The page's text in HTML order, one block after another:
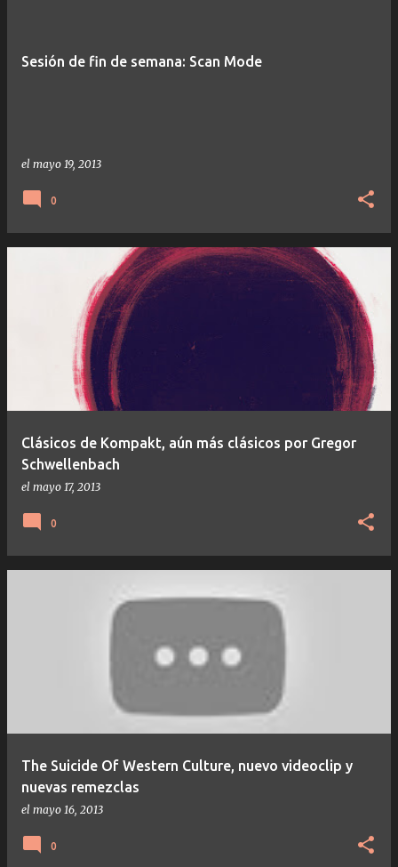
Sesión de fin de semana: Scan Mode
el mayo 19, 2013
0
Clásicos de Kompakt, aún más clásicos por Gregor
Schwellenbach
el mayo 17, 2013
0
The Suicide Of Western Culture, nuevo videoclip y
nuevas remezclas
el mayo 16, 2013
0